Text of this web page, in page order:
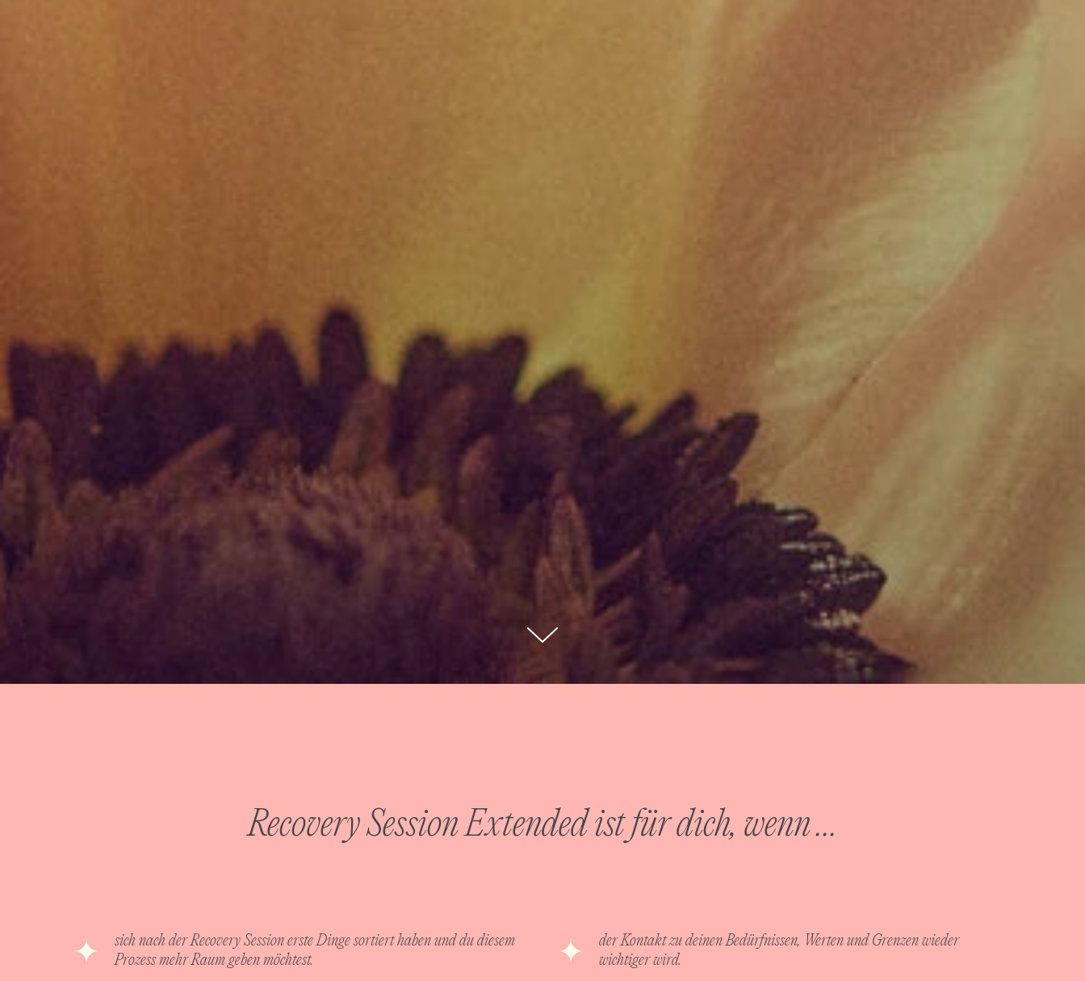
Recovery Session Extended ist für dich, wenn …
sich nach der Recovery Session erste Dinge sortiert haben und du diesem
Prozess mehr Raum geben möchtest.
der Kontakt zu deinen Bedürfnissen, Werten und Grenzen wieder
wichtiger wird.